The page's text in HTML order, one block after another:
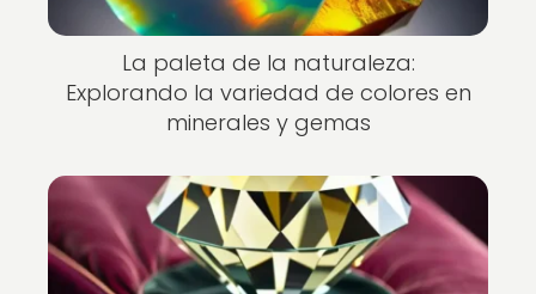
La paleta de la naturaleza:
Explorando la variedad de colores en
minerales y gemas